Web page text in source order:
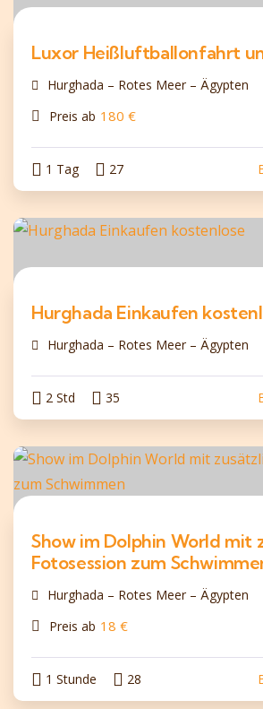
Luxor Heißluftballonfahrt
Hurghada – Rotes Meer – Ägypten
Preis ab 180 €
1 Tag 27
Hurghada Einkaufen
Hurghada – Rotes Meer – Ägypten
2 Std 35
Show im Dolphin World mit
Fotosession zum
Hurghada – Rotes Meer – Ägypten
Preis ab 18 €
1 Stunde 28